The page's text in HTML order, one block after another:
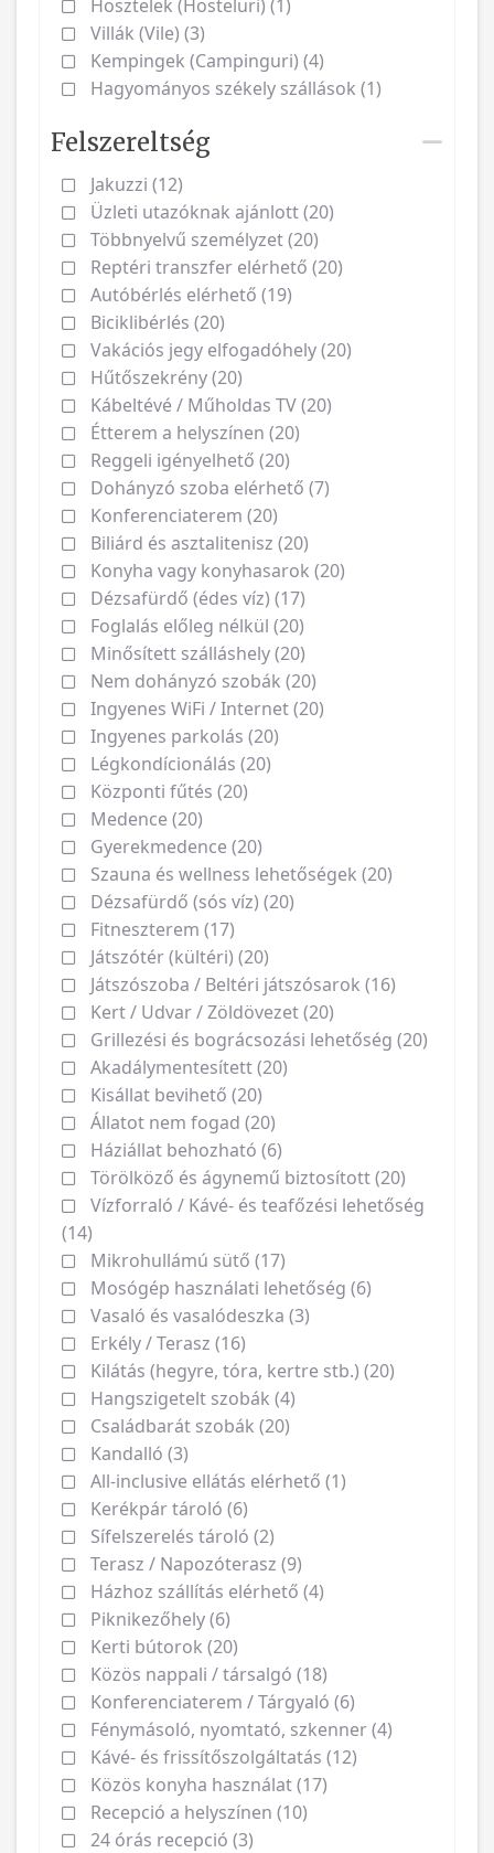
Hosztelek (Hosteluri) (1)
Villák (Vile) (3)
Kempingek (Campinguri) (4)
Hagyományos székely szállások (1)
Felszereltség
Jakuzzi (12)
Üzleti utazóknak ajánlott (20)
Többnyelvű személyzet (20)
Reptéri transzfer elérhető (20)
Autóbérlés elérhető (19)
Biciklibérlés (20)
Vakációs jegy elfogadóhely (20)
Hűtőszekrény (20)
Kábeltévé / Műholdas TV (20)
Étterem a helyszínen (20)
Reggeli igényelhető (20)
Dohányzó szoba elérhető (7)
Konferenciaterem (20)
Biliárd és asztalitenisz (20)
Konyha vagy konyhasarok (20)
Dézsafürdő (édes víz) (17)
Foglalás előleg nélkül (20)
Minősített szálláshely (20)
Nem dohányzó szobák (20)
Ingyenes WiFi / Internet (20)
Ingyenes parkolás (20)
Légkondícionálás (20)
Központi fűtés (20)
Medence (20)
Gyerekmedence (20)
Szauna és wellness lehetőségek (20)
Dézsafürdő (sós víz) (20)
Fitneszterem (17)
Játszótér (kültéri) (20)
Játszószoba / Beltéri játszósarok (16)
Kert / Udvar / Zöldövezet (20)
Grillezési és bográcsozási lehetőség (20)
Akadálymentesített (20)
Kisállat bevihető (20)
Állatot nem fogad (20)
Háziállat behozható (6)
Törölköző és ágynemű biztosított (20)
Vízforraló / Kávé- és teafőzési lehetőség
(14)
Mikrohullámú sütő (17)
Mosógép használati lehetőség (6)
Vasaló és vasalódeszka (3)
Erkély / Terasz (16)
Kilátás (hegyre, tóra, kertre stb.) (20)
Hangszigetelt szobák (4)
Családbarát szobák (20)
Kandalló (3)
All-inclusive ellátás elérhető (1)
Kerékpár tároló (6)
Sífelszerelés tároló (2)
Terasz / Napozóterasz (9)
Házhoz szállítás elérhető (4)
Piknikezőhely (6)
Kerti bútorok (20)
Közös nappali / társalgó (18)
Konferenciaterem / Tárgyaló (6)
Fénymásoló, nyomtató, szkenner (4)
Kávé- és frissítőszolgáltatás (12)
Közös konyha használat (17)
Recepció a helyszínen (10)
24 órás recepció (3)